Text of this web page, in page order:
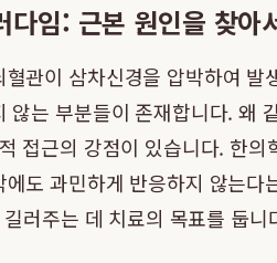
다임: 근본 원인을 찾아
관이 삼차신경을 압박하여
않는 부분들이 존재합니다. 왜
접근의 강점이 있습니다. 한
도 과민하게 반응하지 않는다
러주는 데 치료의 목표를 둡니